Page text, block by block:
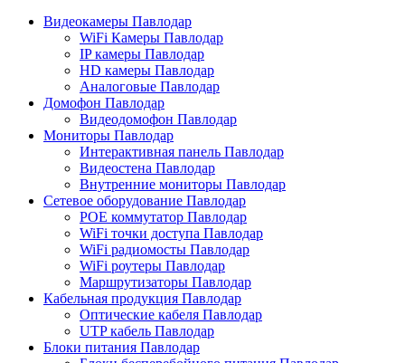
Видеокамеры Павлодар
WiFi Камеры Павлодар
IP камеры Павлодар
HD камеры Павлодар
Аналоговые Павлодар
Домофон Павлодар
Видеодомофон Павлодар
Мониторы Павлодар
Интерактивная панель Павлодар
Видеостена Павлодар
Внутренние мониторы Павлодар
Сетевое оборудование Павлодар
POE коммутатор Павлодар
WiFi точки доступа Павлодар
WiFi радиомосты Павлодар
WiFi роутеры Павлодар
Маршрутизаторы Павлодар
Кабельная продукция Павлодар
Оптические кабеля Павлодар
UTP кабель Павлодар
Блоки питания Павлодар